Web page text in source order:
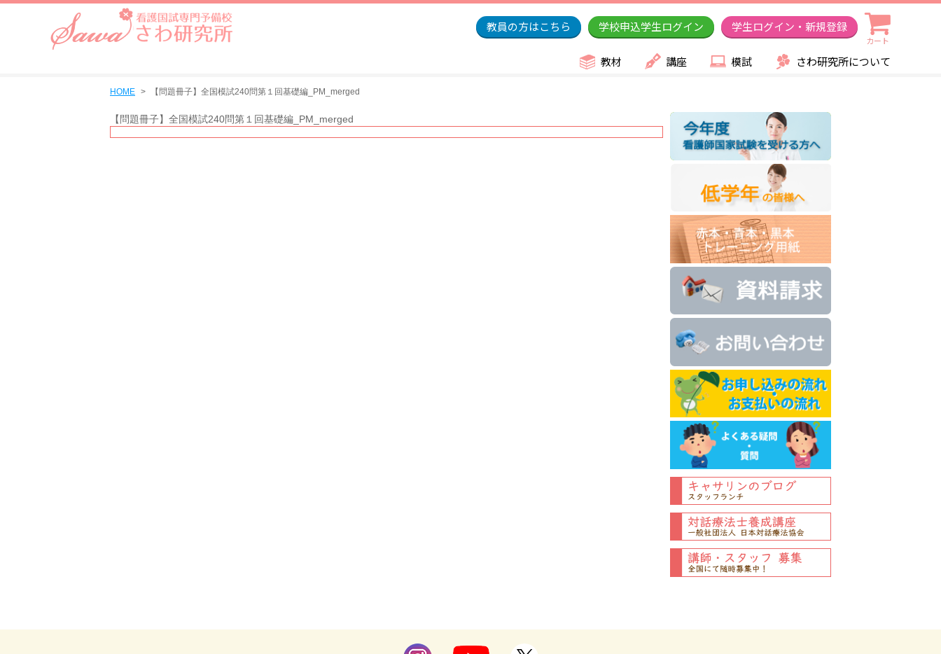
教員の方はこちら 学校申込学生ログイン 学生ログイン・新規登録
カート
教材 講座 模試 さわ研究所について
HOME 【問題冊子】全国模試240問第１回基礎編_PM_merged
【問題冊子】全国模試240問第１回基礎編_PM_merged